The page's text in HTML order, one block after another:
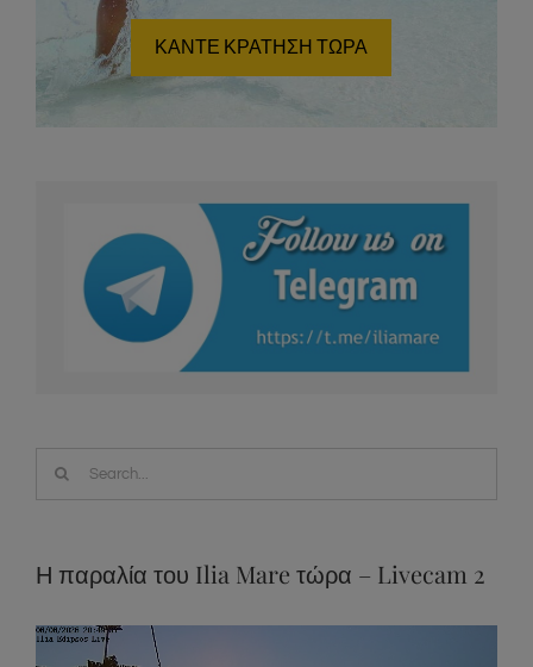
ΚΑΝΤΕ ΚΡΑΤΗΣΗ ΤΩΡΑ
Search
Η παραλία του Ilia Mare τώρα – Livecam 2